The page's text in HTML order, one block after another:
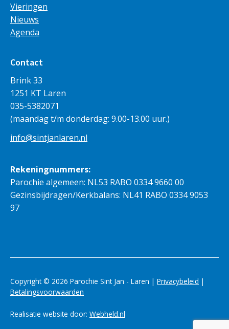
Vieringen
Nieuws
Agenda
Contact
Brink 33
1251 KT Laren
035-5382071
(maandag t/m donderdag: 9.00-13.00 uur.)
info@sintjanlaren.nl
Rekeningnummers:
Parochie algemeen: NL53 RABO 0334 9660 00
Gezinsbijdragen/Kerkbalans: NL41 RABO 0334 9053
97
Copyright © 2026 Parochie Sint Jan - Laren | Privacybeleid |
Betalingsvoorwaarden
Realisatie website door: Webheld.nl